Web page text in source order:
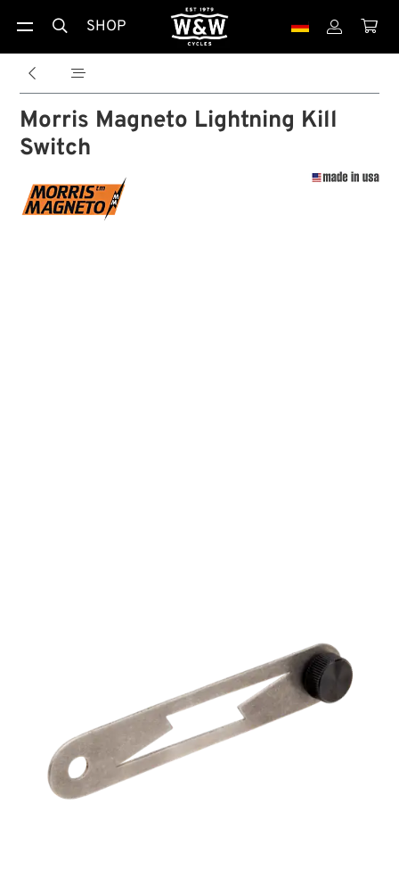
 SHOP  
 
Morris Magneto Lightning Kill
Switch